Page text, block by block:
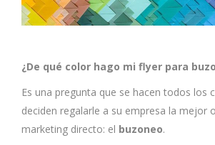
¿De qué color hago mi flyer para
Es una pregunta que se hacen todos los
deciden regalarle a su empresa la mejor
marketing directo: el buzoneo.